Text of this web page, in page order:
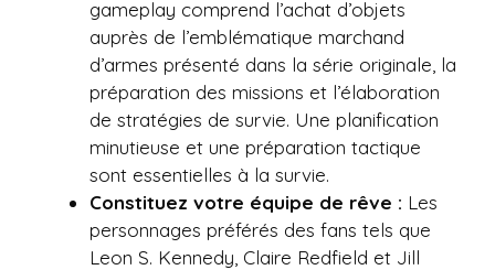
gameplay comprend l’achat d’objets
auprès de l’emblématique marchand
d’armes présenté dans la série originale, la
préparation des missions et l’élaboration
de stratégies de survie. Une planification
minutieuse et une préparation tactique
sont essentielles à la survie.
Constituez votre équipe de rêve : Les
personnages préférés des fans tels que
Leon S. Kennedy, Claire Redfield et Jill